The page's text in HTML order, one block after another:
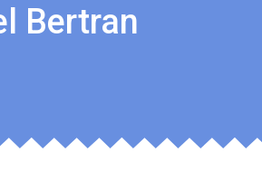
Bertran